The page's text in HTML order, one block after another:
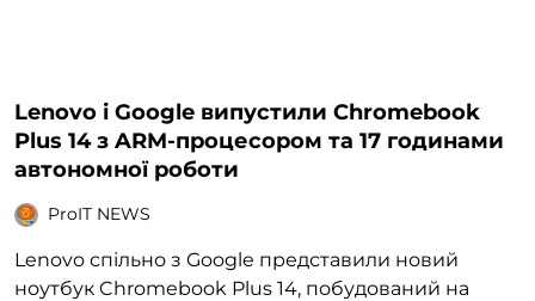
Lenovo і Google випустили Chromebook
Plus 14 з ARM-процесором та 17 годинами
автономної роботи
ProIT NEWS
Lenovo спільно з Google представили новий
ноутбук Chromebook Plus 14, побудований на